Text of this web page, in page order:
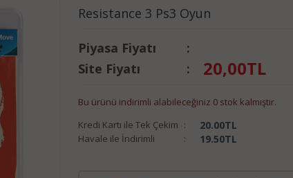
Resistance 3 Ps3 Oyun
Piyasa Fiyatı
:
Site Fiyatı
: 20,00TL
Bu ürünü indirimli alabileceğiniz 0 stok kalmıştır.
Kredi Kartı ile Tek Çekim : 20.00TL
Havale ile İndirimli : 19.50TL